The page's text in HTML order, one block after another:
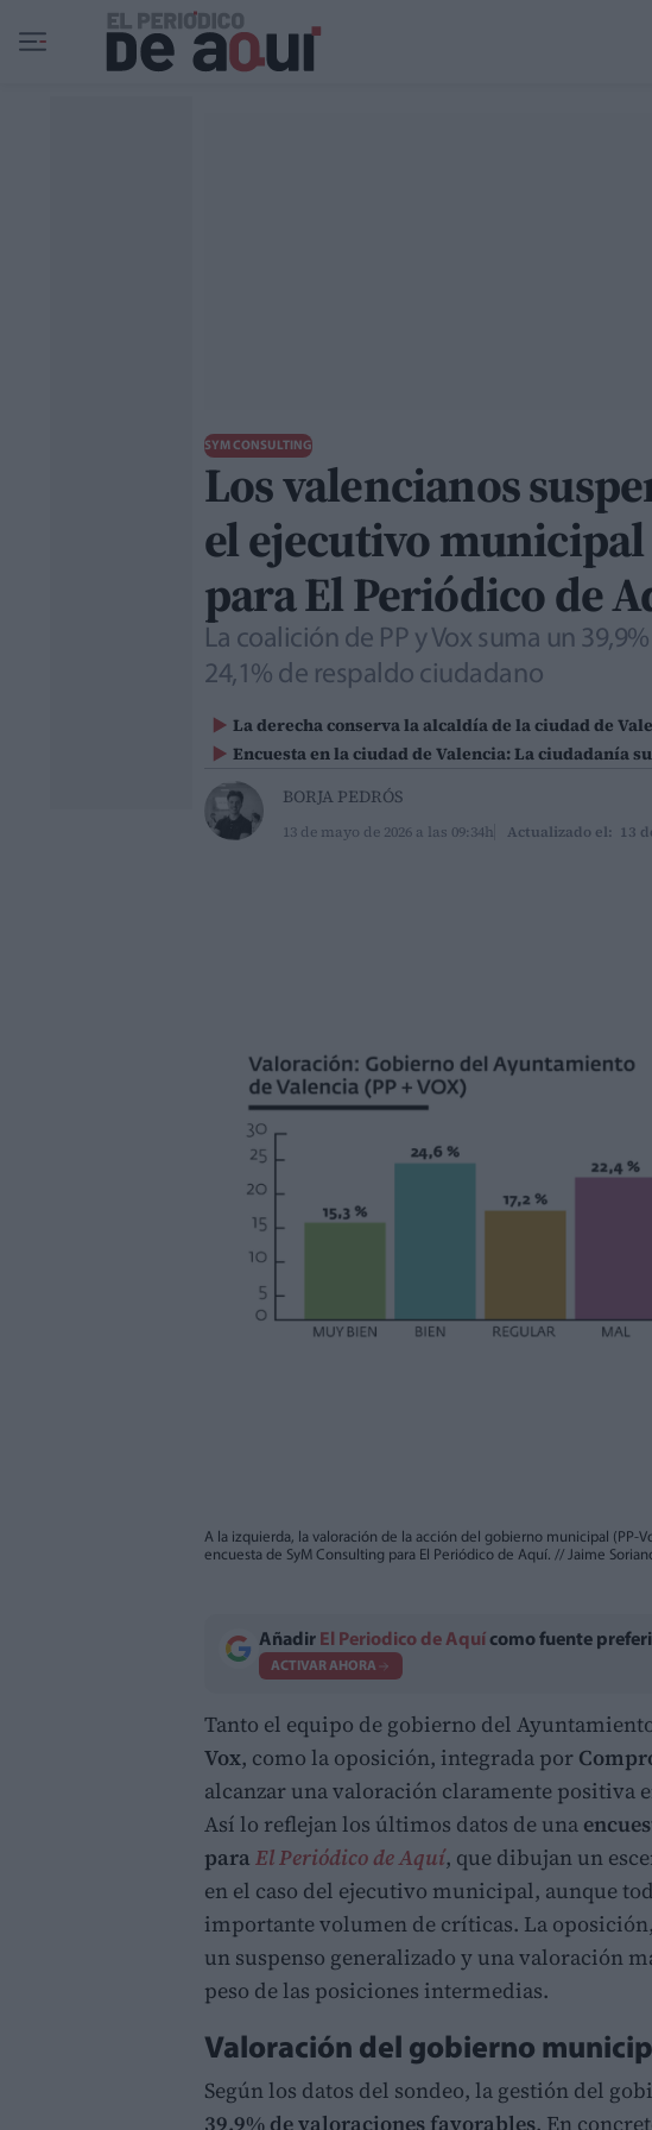
Ir al contenido principal
SYM CONSULTING
Los valencianos
el ejecutivo municipal
para El Periódico de
La coalición de PP y Vox suma un
24,1% de respaldo ciudadano
La derecha conserva la alcaldía de la ciudad de
Encuesta en la ciudad de Valencia: La ciudadanía
BORJA PEDRÓS
13 de mayo de 2026 a las 09:34h Actualizado el: 13
A la izquierda, la valoración de la acción del gobierno municipal (PP-
encuesta de SyM Consulting para El Periódico de Aquí. // Jaime
Añadir El Periodico de Aquí como fuente
ACTIVAR AHORA
Tanto el equipo de gobierno del
Vox, como la oposición, integrada por
alcanzar una valoración claramente positiva
Así lo reflejan los últimos datos de una
para El Periódico de Aquí, que dibujan un
en el caso del ejecutivo municipal, aunque
importante volumen de críticas. La
un suspenso generalizado y una valoración
peso de las posiciones intermedias.
Valoración del gobierno
Según los datos del sondeo, la gestión del
39,9% de valoraciones favorables. En